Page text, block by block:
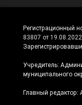
Регистрационный
83807 от
Учредитель:
муниципального
Главный